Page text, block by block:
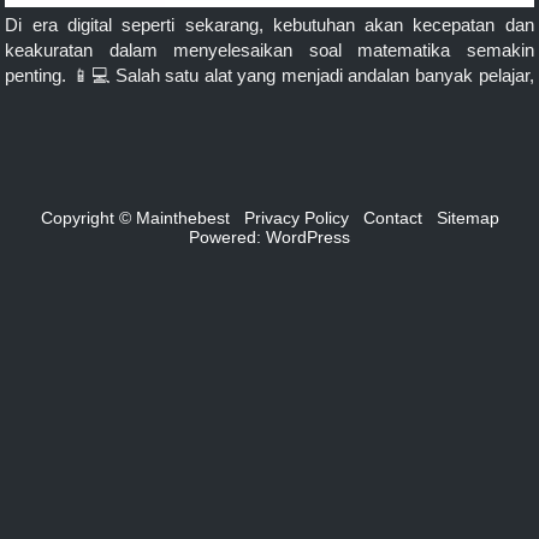
Di era digital seperti sekarang, kebutuhan akan kecepatan dan
keakuratan dalam menyelesaikan soal matematika semakin
penting. 📱💻 Salah satu alat yang menjadi andalan banyak pelajar,
Copyright © Mainthebest Privacy Policy Contact
Sitemap
Powered: WordPress